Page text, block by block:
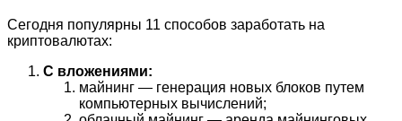
Сегодня популярны 11 способов заработать на
криптовалютах:
С вложениями:
майнинг — генерация новых блоков путем
компьютерных вычислений;